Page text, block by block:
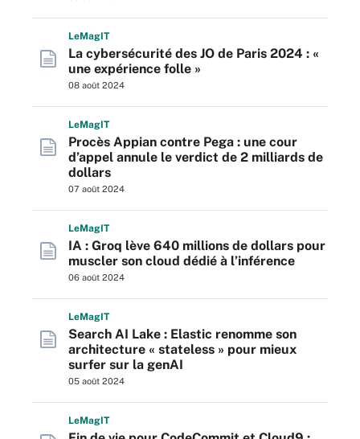
LeMagIT
La cybersécurité des JO de Paris 2024 : «
une expérience folle »
08 août 2024
LeMagIT
Procès Appian contre Pega : une cour
d’appel annule le verdict de 2 milliards de
dollars
07 août 2024
LeMagIT
IA : Groq lève 640 millions de dollars pour
muscler son cloud dédié à l’inférence
06 août 2024
LeMagIT
Search AI Lake : Elastic renomme son
architecture « stateless » pour mieux
surfer sur la genAI
05 août 2024
LeMagIT